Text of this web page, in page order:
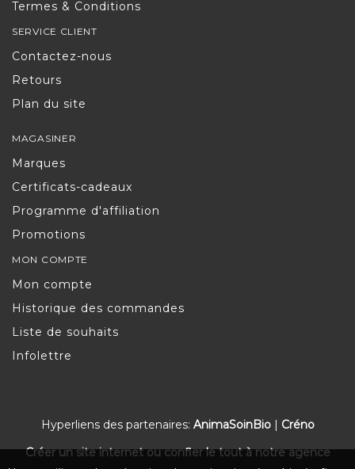
Termes & Conditions
SERVICE CLIENT
Contactez-nous
Retours
Plan du site
MAGASINER
Marques
Certificats-cadeaux
Programme d'affiliation
Promotions
MON COMPTE
Mon compte
Historique des commandes
Liste de souhaits
Infolettre
Hyperliens des partenaires: AnimaSoinBio| Créno
Créer un site internet ou confier le tout à notre agence